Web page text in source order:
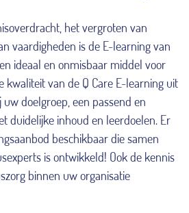
het vergroten van
vaardigheden is de E-learning van
ideaal en onmisbaar middel voor
kwaliteit van de Q Care E-learning uit
doelgroep, een passend en
duidelijke inhoud en leerdoelen. Er
beschikbaar die samen
is ontwikkeld! Ook de kennis
binnen uw organisatie